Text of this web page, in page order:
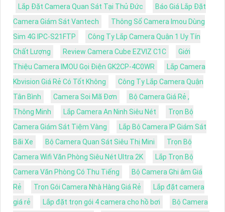
Lắp Đặt Camera Quan Sát Tại Thủ Đức
Báo Giá Lắp Đặt
Camera Giám Sát Vantech
Thông Số Camera Imou Dùng
Sim 4G IPC-S21FTP
Công Ty Lắp Camera Quận 1 Uy Tín
Chất Lượng
Review Camera Cube EZVIZ C1C
Giới
Thiệu Camera IMOU Gọi Điện GK2CP-4C0WR
Lắp Camera
Kbvision Giá Rẻ Có Tốt Không
Công Ty Lắp Camera Quận
Tân Bình
Camera Soi Mã Đơn
Bộ Camera Giá Rẻ ,
Thông Minh
Lắp Camera An Ninh Siêu Nét
Trọn Bộ
Camera Giám Sát Tiệm Vàng
Lắp Bộ Camera IP Giám Sát
Bãi Xe
Bộ Camera Quan Sát Siêu Thị Mini
Trọn Bộ
Camera Wifi Văn Phòng Siêu Nét Ultra 2K
Lắp Trọn Bộ
Camera Văn Phòng Có Thu Tiếng
Bộ Camera Ghi âm Giá
Rẻ
Trọn Gói Camera Nhà Hàng Giá Rẻ
Lắp đặt camera
giá rẻ
Lắp đặt trọn gói 4 camera cho hồ bơi
Bộ Camera